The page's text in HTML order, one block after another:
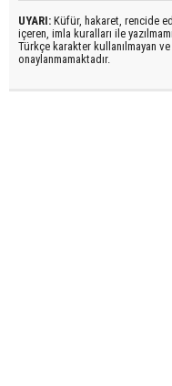
UYARI: Küfür, hakaret, rencide
içeren, imla kuralları ile
Türkçe karakter kullanılmayan
onaylanmamaktadır.